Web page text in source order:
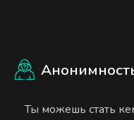
Ты можешь стать